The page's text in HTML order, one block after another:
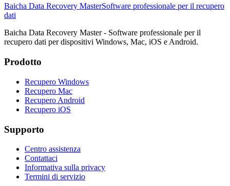
Baicha Data Recovery MasterSoftware professionale per il recupero
dati
Baicha Data Recovery Master - Software professionale per il
recupero dati per dispositivi Windows, Mac, iOS e Android.
Prodotto
Recupero Windows
Recupero Mac
Recupero Android
Recupero iOS
Supporto
Centro assistenza
Contattaci
Informativa sulla privacy
Termini di servizio